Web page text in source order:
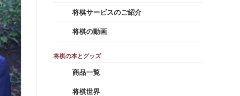
将棋サービスのご紹介
将棋の動画
商品一覧
将棋世界